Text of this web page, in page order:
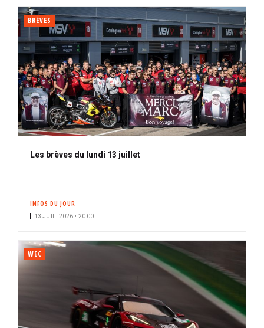
BRÈVES
Les brèves du lundi 13 juillet
INFOS DU JOUR
13 JUIL. 2026 • 20:00
WEC